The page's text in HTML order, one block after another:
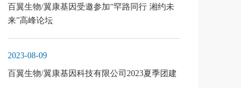
百翼生物/翼康基因受邀参加“罕路同行 湘约未
来”高峰论坛
2023-08-09
百翼生物/翼康基因科技有限公司2023夏季团建